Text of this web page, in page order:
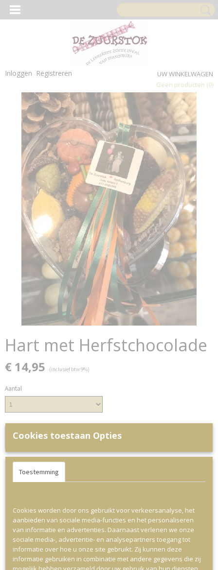
Inloggen Registreren
UW WINKELWAGEN
Geen producten (0)
Hart met Herfstchocolade
€ 14,95 (inclusief btw 9%)
Aantal
IN WINKELWAGEN
Cookies toestaan Opties
Toestemming
Cookies worden door ons gebruikt voor verkeersanalyse, het
aanbieden van sociale media-functies en het personaliseren
van informatie en advertenties. Daarnaast verlenen we onze
sociale media-, advertentie- en analysepartners toegang tot
informatie over hoe u onze site gebruikt. Zij kunnen deze
informatie gebruiken in combinatie met andere gegevens die zij